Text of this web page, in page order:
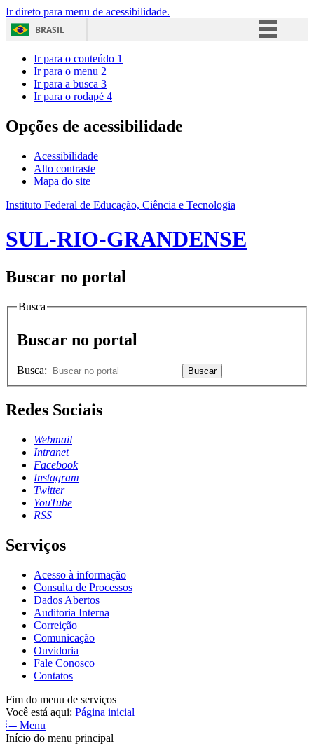
Ir direto para menu de acessibilidade.
BRASIL
Acesso à informação
Ir para o conteúdo 1
Ir para o menu 2
Ir para a busca 3
Ir para o rodapé 4
Opções de acessibilidade
Acessibilidade
Alto contraste
Mapa do site
Instituto Federal de Educação, Ciência e Tecnologia
SUL-RIO-GRANDENSE
Buscar no portal
Busca
Buscar no portal
Busca: Buscar
Redes Sociais
Webmail
Intranet
Facebook
Instagram
Twitter
YouTube
RSS
Serviços
Acesso à informação
Consulta de Processos
Dados Abertos
Auditoria Interna
Correição
Comunicação
Ouvidoria
Fale Conosco
Contatos
Fim do menu de serviços
Você está aqui: Página inicial
Menu
Início do menu principal